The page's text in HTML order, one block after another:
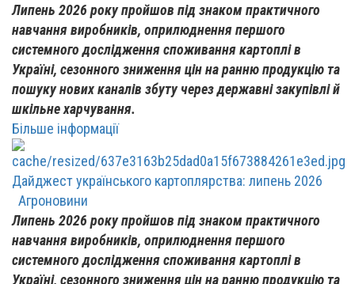
Липень 2026 року пройшов під знаком практичного
навчання виробників, оприлюднення першого
системного дослідження споживання картоплі в
Україні, сезонного зниження цін на ранню продукцію та
пошуку нових каналів збуту через державні закупівлі й
шкільне харчування.
Більше інформації
Дайджест українського картоплярства: липень 2026
Агроновини
Липень 2026 року пройшов під знаком практичного
навчання виробників, оприлюднення першого
системного дослідження споживання картоплі в
Україні, сезонного зниження цін на ранню продукцію та